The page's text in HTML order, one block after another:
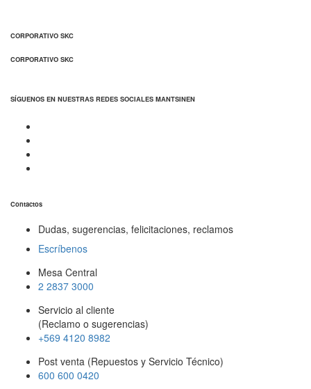
CORPORATIVO SKC
CORPORATIVO SKC
SÍGUENOS EN NUESTRAS REDES SOCIALES MANTSINEN
Contactos
Dudas, sugerencias, felicitaciones, reclamos
Escríbenos
Mesa Central
2 2837 3000
Servicio al cliente
(Reclamo o sugerencias)
+569 4120 8982
Post venta (Repuestos y Servicio Técnico)
600 600 0420